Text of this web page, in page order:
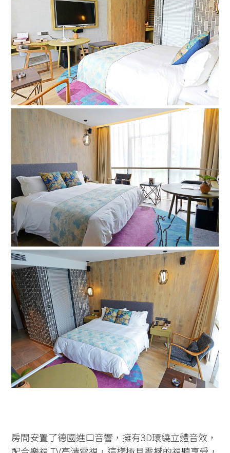
房間安置了德國進口音響，擁有3D環繞立體音效，